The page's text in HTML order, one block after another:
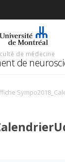
de médecine
de